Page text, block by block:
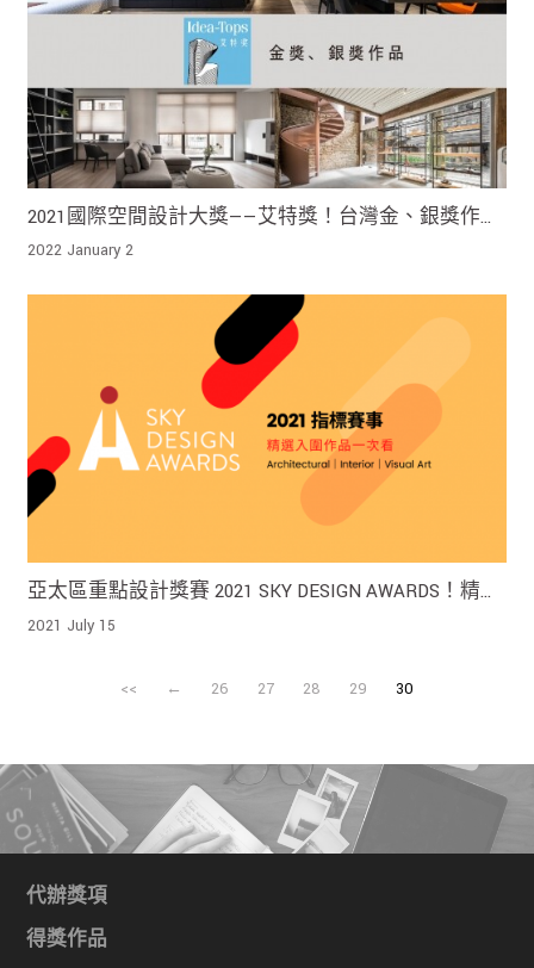
2021國際空間設計大獎——艾特獎！台灣金、銀獎作品
登場
2022 January 2
亞太區重點設計獎賽 2021 SKY DESIGN AWARDS！精選
作品一次看
2021 July 15
<< ← 26 27 28 29 30
代辦獎項
得獎作品